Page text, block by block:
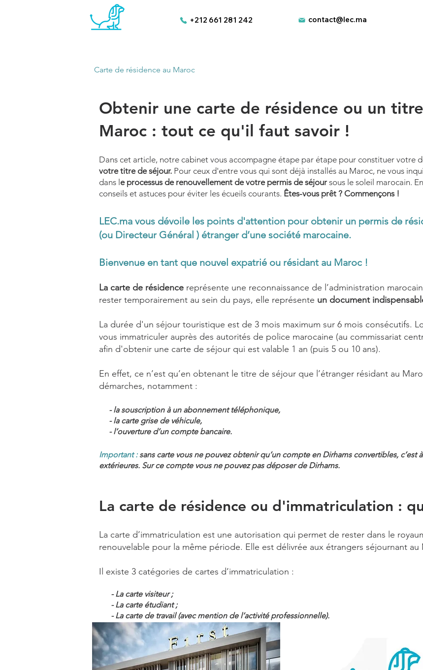
+212 661 281 242 contact@lec.ma
Carte de résidence au Maroc
Obtenir une carte de résidence ou un
Maroc : tout ce qu'il faut savoir !
Dans cet article, notre cabinet vous accompagne étape par étape pour constituer votre
votre titre de séjour. Pour ceux d'entre vous qui sont déjà installés au Maroc, ne vous
dans l e processus de renouvellement de votre permis de séjour sous le soleil marocain.
conseils et astuces pour éviter les écueils courants. Êtes-vous prêt ? Commençons !
LEC.ma vous dévoile les points d'attention pour obtenir un permis de
(ou Directeur Général ) étranger d’une société marocaine.
Bienvenue en tant que nouvel expatrié ou résidant au Maroc !
La carte de résidence représente une reconnaissance de l’administration
rester temporairement au sein du pays, elle représente un document
La durée d'un séjour touristique est de 3 mois maximum sur 6 mois consécutifs.
vous immatriculer auprès des autorités de police marocaine (au commissariat
afin d'obtenir une carte de séjour qui est valable 1 an (puis 5 ou 10 ans).
En effet, ce n’est qu’en obtenant le titre de séjour que l’étranger résidant au
démarches, notamment :
- la souscription à un abonnement téléphonique,
- la carte grise de véhicule,
- l’ouverture d’un compte bancaire.
Important : sans carte vous ne pouvez obtenir qu’un compte en Dirhams convertibles, c’est
extérieures. Sur ce compte vous ne pouvez pas déposer de Dirhams.
La carte de résidence ou d'immatriculation :
La carte d’immatriculation est une autorisation qui permet de rester dans le
renouvelable pour la même période. Elle est délivrée aux étrangers séjournant
Il existe 3 catégories de cartes d’immatriculation :
- La carte visiteur ;
- La carte étudiant ;
- La carte de travail (avec mention de l’activité professionnelle).